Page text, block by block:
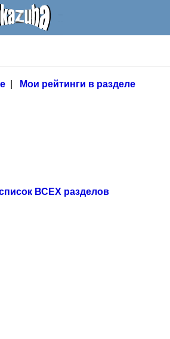
| Мои рейтинги в разделе
ВСЕХ разделов